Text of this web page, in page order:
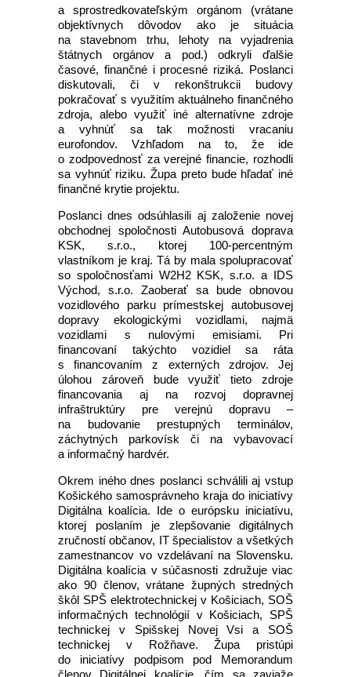
a sprostredkovateľským orgánom (vrátane
objektívnych dôvodov ako je situácia
na stavebnom trhu, lehoty na vyjadrenia
štátnych orgánov a pod.) odkryli ďalšie
časové, finančné i procesné riziká. Poslanci
diskutovali, či v rekonštrukcii budovy
pokračovať s využitím aktuálneho finančného
zdroja, alebo využiť iné alternatívne zdroje
a vyhnúť sa tak možnosti vracaniu
eurofondov. Vzhľadom na to, že ide
o zodpovednosť za verejné financie, rozhodli
sa vyhnúť riziku. Župa preto bude hľadať iné
finančné krytie projektu.
Poslanci dnes odsúhlasili aj založenie novej
obchodnej spoločnosti Autobusová doprava
KSK, s.r.o., ktorej 100-percentným
vlastníkom je kraj. Tá by mala spolupracovať
so spoločnosťami W2H2 KSK, s.r.o. a IDS
Východ, s.r.o. Zaoberať sa bude obnovou
vozidlového parku prímestskej autobusovej
dopravy ekologickými vozidlami, najmä
vozidlami s nulovými emisiami. Pri
financovaní takýchto vozidiel sa ráta
s financovaním z externých zdrojov. Jej
úlohou zároveň bude využiť tieto zdroje
financovania aj na rozvoj dopravnej
infraštruktúry pre verejnú dopravu –
na budovanie prestupných terminálov,
záchytných parkovísk či na vybavovací
a informačný hardvér.
Okrem iného dnes poslanci schválili aj vstup
Košického samosprávneho kraja do iniciatívy
Digitálna koalícia. Ide o európsku iniciatívu,
ktorej poslaním je zlepšovanie digitálnych
zručností občanov, IT špecialistov a všetkých
zamestnancov vo vzdelávaní na Slovensku.
Digitálna koalícia v súčasnosti združuje viac
ako 90 členov, vrátane župných stredných
škôl SPŠ elektrotechnickej v Košiciach, SOŠ
informačných technológií v Košiciach, SPŠ
technickej v Spišskej Novej Vsi a SOŠ
technickej v Rožňave. Župa pristúpi
do iniciatívy podpisom pod Memorandum
členov Digitálnej koalície, čím sa zaviaže